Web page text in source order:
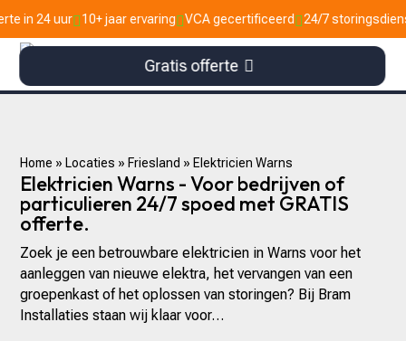
jaar ervaringVCA gecertificeerd24/7 storingsdienst
Gratis offerte
Home » Locaties » Friesland » Elektricien Warns
Elektricien Warns - Voor bedrijven of
particulieren 24/7 spoed met GRATIS
offerte.
Zoek je een betrouwbare elektricien in Warns voor het
aanleggen van nieuwe elektra, het vervangen van een
groepenkast of het oplossen van storingen? Bij Bram
Installaties staan wij klaar voor…